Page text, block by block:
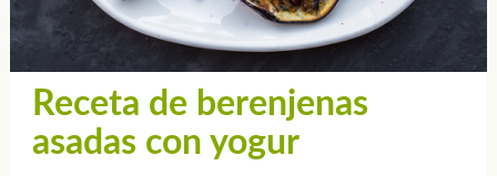
Receta de berenjenas
asadas con yogur